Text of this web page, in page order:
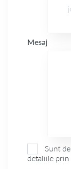
Mesaj
Sunt
detaliile prin